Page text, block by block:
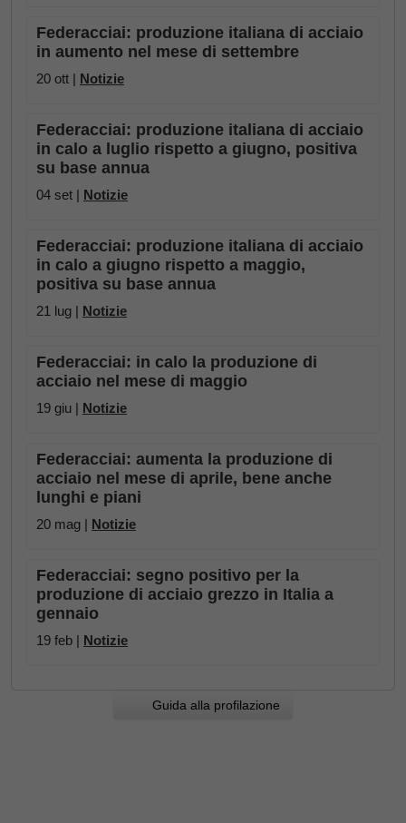
Federacciai: produzione italiana di acciaio
in aumento nel mese di settembre
20 ott | Notizie
Federacciai: produzione italiana di acciaio
in calo a luglio rispetto a giugno, positiva
su base annua
04 set | Notizie
Federacciai: produzione italiana di acciaio
in calo a giugno rispetto a maggio,
positiva su base annua
21 lug | Notizie
Federacciai: in calo la produzione di
acciaio nel mese di maggio
19 giu | Notizie
Federacciai: aumenta la produzione di
acciaio nel mese di aprile, bene anche
lunghi e piani
20 mag | Notizie
Federacciai: segno positivo per la
produzione di acciaio grezzo in Italia a
gennaio
19 feb | Notizie
Guida alla profilazione